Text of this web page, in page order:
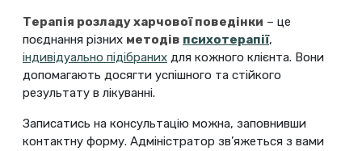
Терапія розладу харчової поведінки – це
поєднання різних методів психотерапії,
індивідуально підібраних для кожного клієнта. Вони
допомагають досягти успішного та стійкого
результату в лікуванні.
Записатись на консультацію можна, заповнивши
контактну форму. Адміністратор зв’яжеться з вами